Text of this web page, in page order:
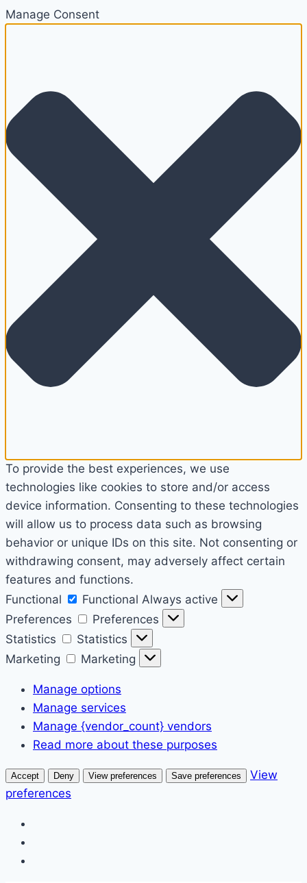
Manage Consent
To provide the best experiences, we use
technologies like cookies to store and/or access
device information. Consenting to these technologies
will allow us to process data such as browsing
behavior or unique IDs on this site. Not consenting or
withdrawing consent, may adversely affect certain
features and functions.
Functional
Functional Always active
Preferences
Preferences
Statistics
Statistics
Marketing
Marketing
Manage options
Manage services
Manage {vendor_count} vendors
Read more about these purposes
Accept Deny View preferences Save preferences
View
preferences